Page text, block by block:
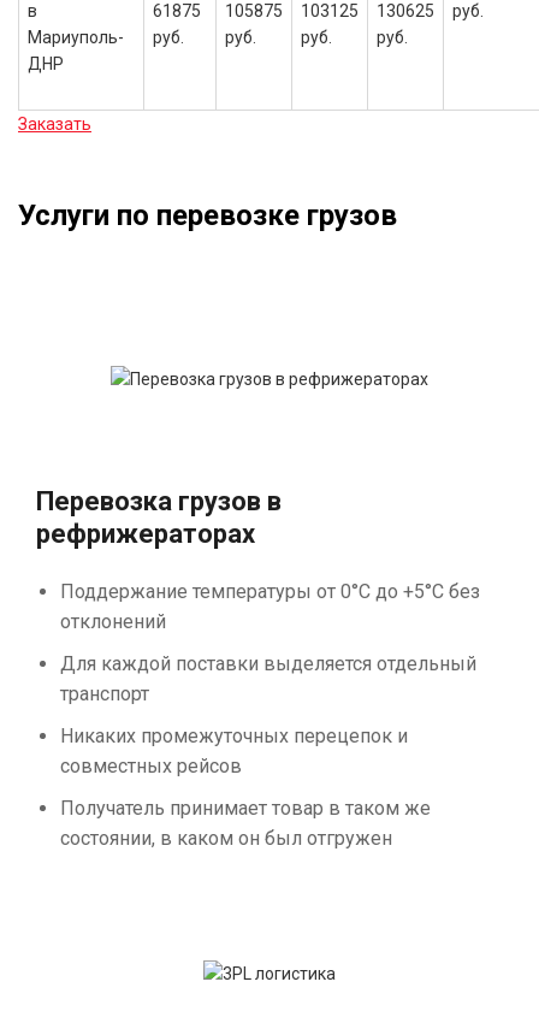
в
Мариуполь-
ДНР
61875
руб.
105875
руб.
103125
руб.
130625
руб.
руб.
Заказать
Услуги по перевозке грузов
Перевозка грузов в
рефрижераторах
Поддержание температуры от 0°С до +5°С без
отклонений
Для каждой поставки выделяется отдельный
транспорт
Никаких промежуточных перецепок и
совместных рейсов
Получатель принимает товар в таком же
состоянии, в каком он был отгружен